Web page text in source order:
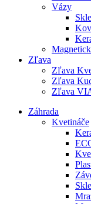
Vázy
Zľava
Zľava
Zľava
Zľava
Záhrada
Kvetináče